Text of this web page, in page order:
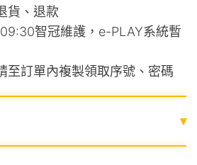
貨、退款
智冠維護，e-PLAY系統暫
至訂單內複製領取序號、密碼
▾